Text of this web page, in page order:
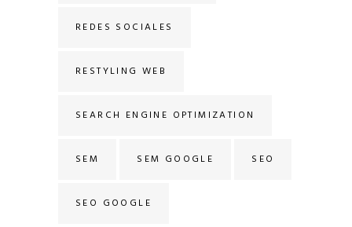
REDES SOCIALES
RESTYLING WEB
SEARCH ENGINE OPTIMIZATION
SEM SEM GOOGLE SEO
SEO GOOGLE